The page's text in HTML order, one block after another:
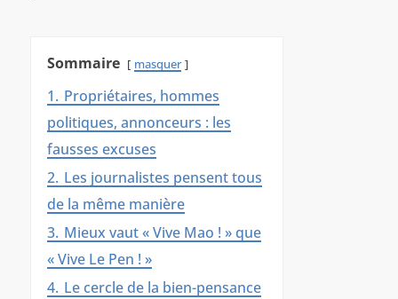
Sommaire masquer
1. Propriétaires, hommes
politiques, annonceurs : les
fausses excuses
2. Les journalistes pensent tous
de la même manière
3. Mieux vaut « Vive Mao ! » que
« Vive Le Pen ! »
4. Le cercle de la bien-pensance